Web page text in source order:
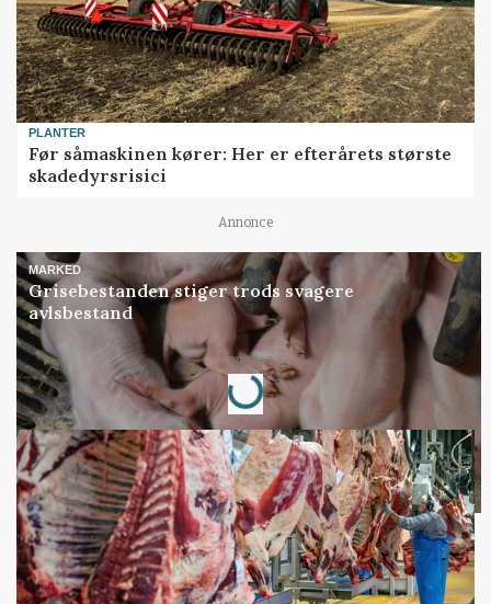
PLANTER
Før såmaskinen kører: Her er efterårets største
skadedyrsrisici
Annonce
MARKED
Grisebestanden stiger trods svagere
avlsbestand
Annonce
Loading...